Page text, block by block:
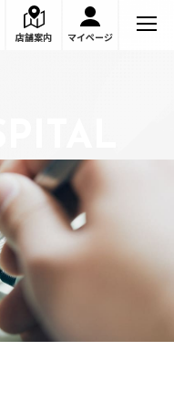
店舗案内 マイページ